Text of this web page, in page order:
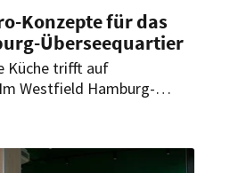
Konzepte für das
Überseequartier
Küche trifft auf
Westfield Hamburg-
fest.